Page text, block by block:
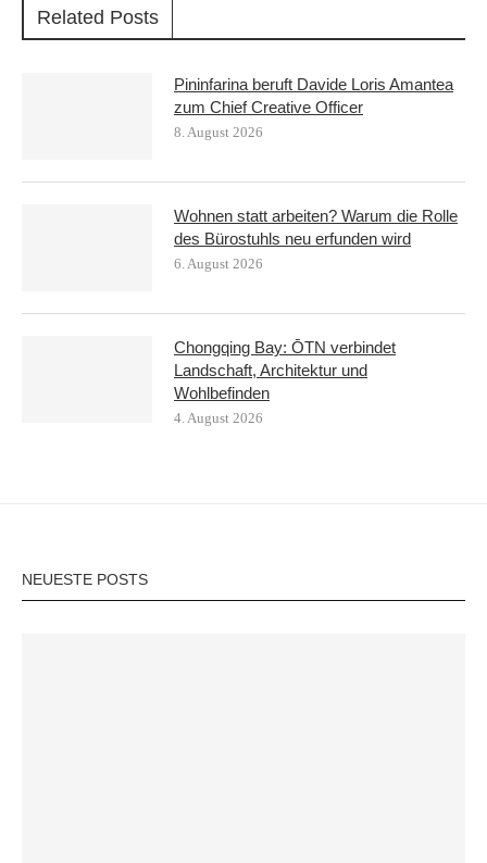
Related Posts
Pininfarina beruft Davide Loris Amantea
zum Chief Creative Officer
8. August 2026
Wohnen statt arbeiten? Warum die Rolle
des Bürostuhls neu erfunden wird
6. August 2026
Chongqing Bay: ŌTN verbindet
Landschaft, Architektur und
Wohlbefinden
4. August 2026
NEUESTE POSTS